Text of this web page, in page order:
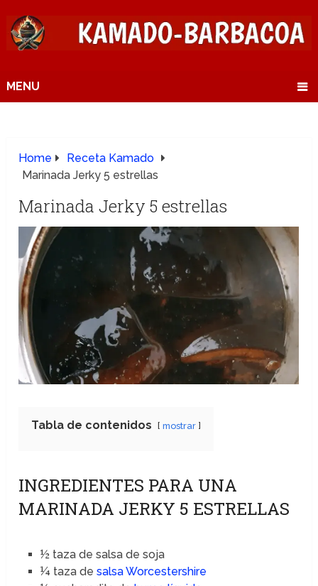
MENU
Home
Receta Kamado
Marinada Jerky 5 estrellas
Marinada Jerky 5 estrellas
Tabla de contenidos mostrar
INGREDIENTES PARA UNA
MARINADA JERKY 5 ESTRELLAS
½ taza de salsa de soja
¼ taza de salsa Worcestershire